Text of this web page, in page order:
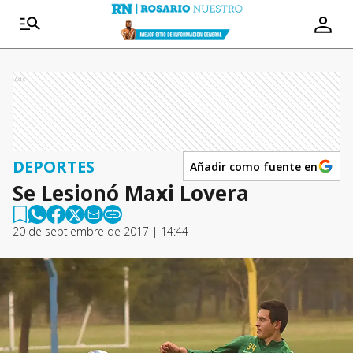
Ads
DEPORTES Añadir como fuente en
Se Lesionó Maxi Lovera
20 de septiembre de 2017 | 14:44